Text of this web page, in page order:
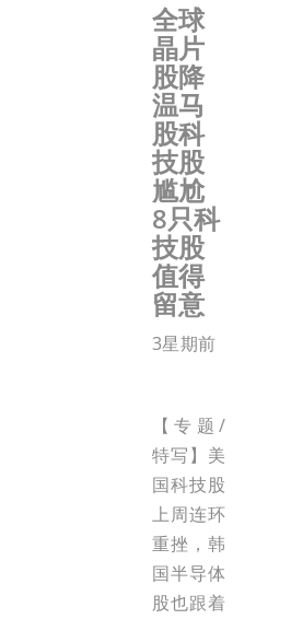
全球
晶片
股降
温马
股科
技股
尴尬
8只科
技股
值得
留意
3星期前
【专题/
特写】美
国科技股
上周连环
重挫，韩
国半导体
股也跟着